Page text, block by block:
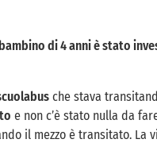
di 4 anni è stato
che stava
e non c’è stato nulla da
il mezzo è transitato. La